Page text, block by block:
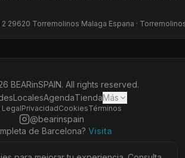
2 29620 Torremolinos Malaga Espana ·
BEARinSPAIN. All rights reserved.
LocalesAgendaTiendaMás
LegalPrivacidadCookiesTérminos
@bearinspain
de Barcelona? Visita